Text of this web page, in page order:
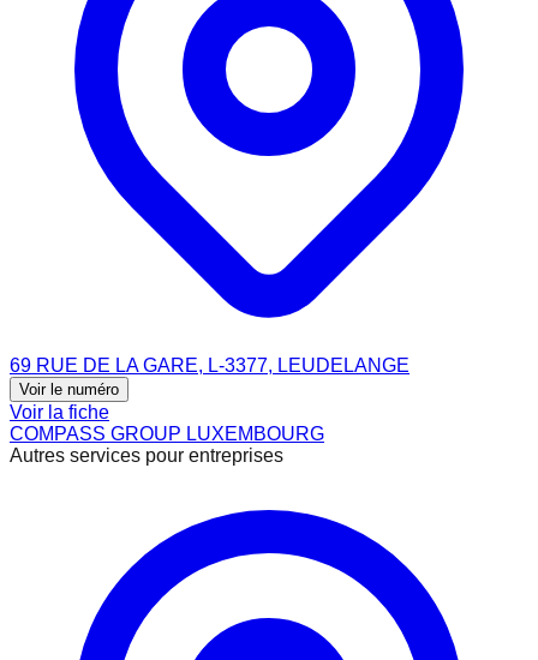
69 RUE DE LA GARE, L-3377, LEUDELANGE
Voir le numéro
Voir la fiche
COMPASS GROUP LUXEMBOURG
Autres services pour entreprises